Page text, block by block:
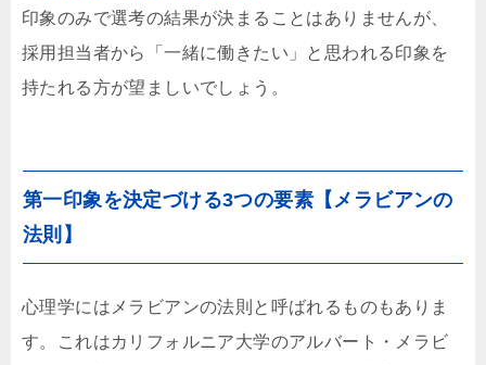
印象のみで選考の結果が決まることはありませんが、
採用担当者から「一緒に働きたい」と思われる印象を
持たれる方が望ましいでしょう。
第一印象を決定づける3つの要素【メラビアンの
法則】
心理学にはメラビアンの法則と呼ばれるものもありま
す。これはカリフォルニア大学のアルバート・メラビ